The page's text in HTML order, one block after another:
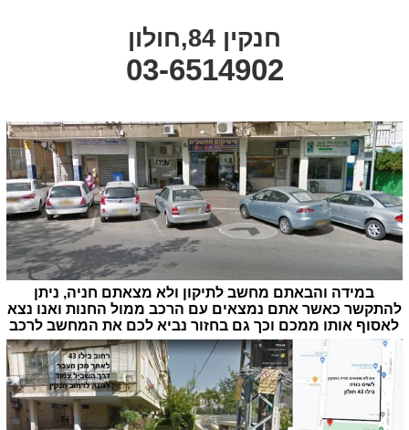
במידה והבאתם מחשב לתיקון ולא מצאתם חניה, ניתן
להתקשר כאשר אתם נמצאים עם הרכב ממול החנות ואנו נצא
לאסוף אותו ממכם וכך גם בחזור נביא לכם את המחשב לרכב
חנקין 84,חולון
03-6514902